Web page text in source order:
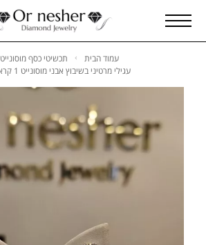
עמוד הבית
תכשיטי כסף מוסונייט
עגילי מרטיני בשיבוץ אבני מוסונייט 1 קראט כל צד